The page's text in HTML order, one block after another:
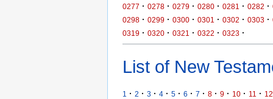
0277 · 0278 · 0279 · 0280 · 0281 · 0282 ·
0298 · 0299 · 0300 · 0301 · 0302 · 0303 ·
0319 · 0320 · 0321 · 0322 · 0323 ·
List of New
1 · 2 · 3 · 4 · 5 · 6 · 7 · 8 · 9 · 10 · 11 · 12